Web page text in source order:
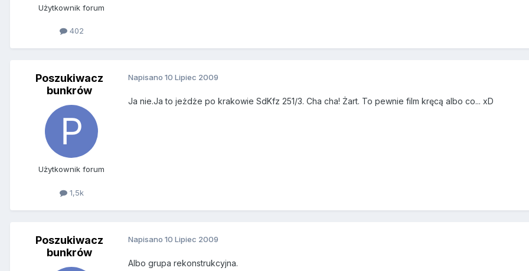
Użytkownik forum
402
Poszukiwacz
bunkrów
Użytkownik forum
1,5k
Napisano 10 Lipiec 2009
Ja nie.Ja to jeżdże po krakowie SdKfz 251/3. Cha cha! Żart. To pewnie film kręcą albo co... xD
Poszukiwacz
bunkrów
Napisano 10 Lipiec 2009
Albo grupa rekonstrukcyjna.